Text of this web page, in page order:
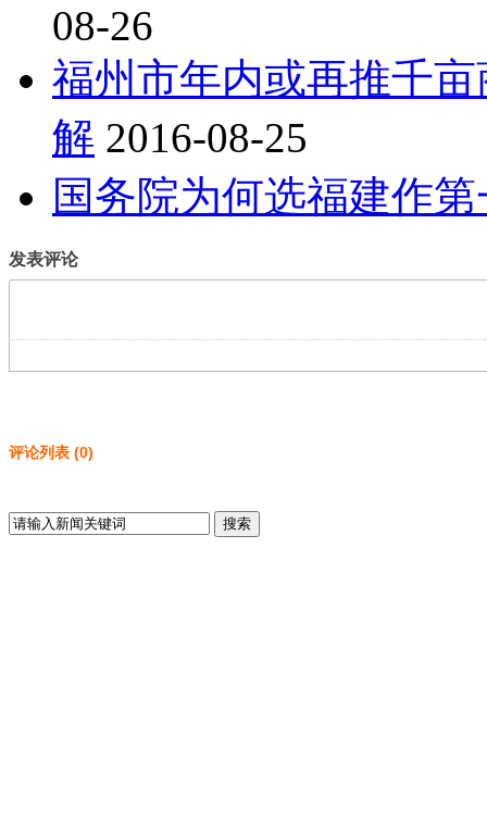
08-26
福州市年内或再推千
解 2016-08-25
国务院为何选福建作
发表评论
评论列表 (0)